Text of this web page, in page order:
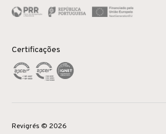
Certificações
Revigrés © 2026